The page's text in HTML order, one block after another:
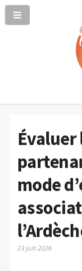
mode
23 juin 2026